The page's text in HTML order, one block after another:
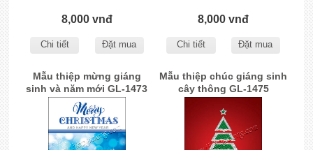
8,000 vnđ
Chi tiết Đặt mua
8,000 vnđ
Chi tiết Đặt mua
Mẫu thiệp mừng giáng
sinh và năm mới GL-1473
Mẫu thiệp chúc giáng sinh
cây thông GL-1475